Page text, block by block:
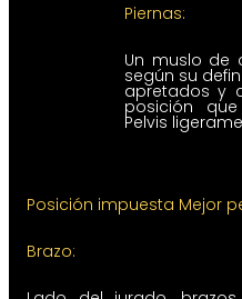
Piernas:
Un muslo
según su
apretados y
posición
Pelvis
Posición impuesta Mejor
Brazo: